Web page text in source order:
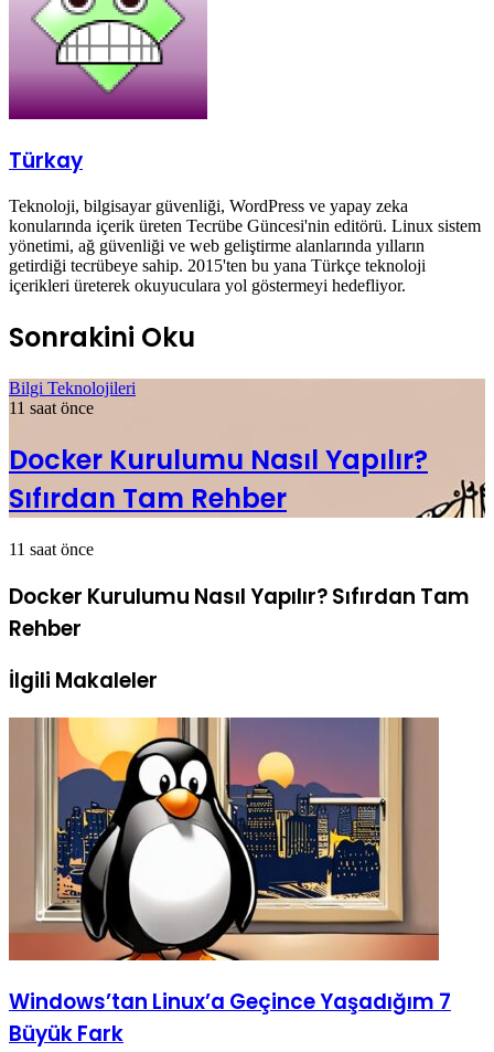
Türkay
Teknoloji, bilgisayar güvenliği, WordPress ve yapay zeka
konularında içerik üreten Tecrübe Güncesi'nin editörü. Linux sistem
yönetimi, ağ güvenliği ve web geliştirme alanlarında yılların
getirdiği tecrübeye sahip. 2015'ten bu yana Türkçe teknoloji
içerikleri üreterek okuyuculara yol göstermeyi hedefliyor.
Sonrakini Oku
Bilgi Teknolojileri
11 saat önce
Docker Kurulumu Nasıl Yapılır?
Sıfırdan Tam Rehber
11 saat önce
Docker Kurulumu Nasıl Yapılır? Sıfırdan Tam
Rehber
İlgili Makaleler
Windows’tan Linux’a Geçince Yaşadığım 7
Büyük Fark